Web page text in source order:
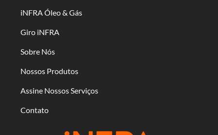
iNFRA Óleo & Gás
Giro iNFRA
Sobre Nós
Nossos Produtos
Assine Nossos Serviços
Contato